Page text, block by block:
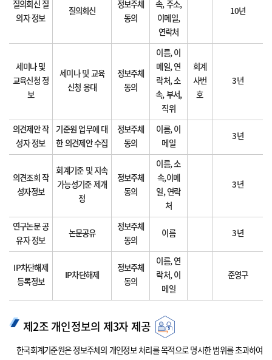
질의회신 질
의자 정보
질의회신
정보주체
동의
속, 주소,
이메일,
연락처
10년
세미나 및
교육신청 정
보
세미나 및 교육
신청 응대
정보주체
동의
이름, 이
메일, 연
락처, 소
속, 부서,
직위
회계
사번
호
3년
의견제안 작
성자 정보
기준원 업무에 대
한 의견제안 수집
정보주체
동의
이름, 이
메일
3년
의견조회 작
성자정보
회계기준 및 지속
가능성기준 제개
정
정보주체
동의
이름, 소
속,이메
일, 연락
처
3년
연구논문 공
유자 정보
논문공유
정보주체
동의
이름 3년
IP차단해제
등록정보
IP차단해제
정보주체
동의
이름, 연
락처, 이
메일
준영구
제2조 개인정보의 제3자 제공
한국회계기준원은 정보주체의 개인정보 처리를 목적으로 명시한 범위를 초과하여